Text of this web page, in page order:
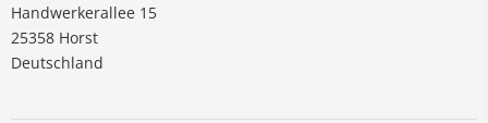
Handwerkerallee 15
25358 Horst
Deutschland